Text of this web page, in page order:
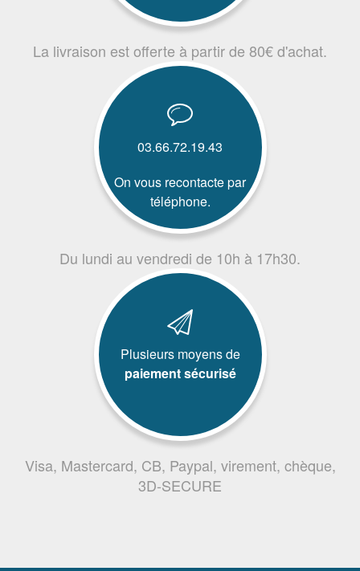
La livraison est offerte à partir de 80€ d'achat.
03.66.72.19.43
On vous recontacte par
téléphone.
Du lundi au vendredi de 10h à 17h30.
Plusieurs moyens de
paiement sécurisé
Visa, Mastercard, CB, Paypal, virement, chèque,
3D-SECURE